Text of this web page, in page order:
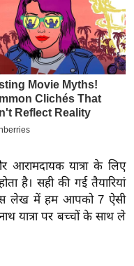
आरामदायक यात्रा के लिए
है। सही की गई तैयारियां
इस लेख में हम आपको 7 ऐसी
यात्रा पर बच्चों के साथ ले